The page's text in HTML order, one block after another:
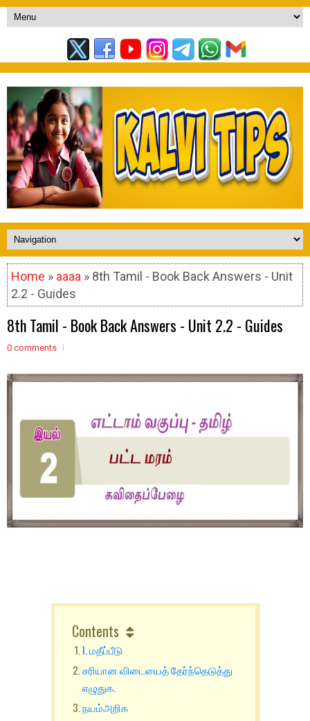
Home » aaaa » 8th Tamil - Book Back Answers - Unit
2.2 - Guides
8th Tamil - Book Back Answers - Unit 2.2 - Guides
0 comments
Contents
I. மதீப்பீடு
சரியான விடையைத் தேர்ந்தெடுத்து
எழுதுக.
நயம்அறிக